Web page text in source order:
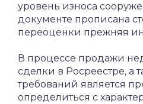
уровень износа
документе прописана
переоценки прежняя
В процессе продажи
сделки в Росреестре, а
требований является
определиться с